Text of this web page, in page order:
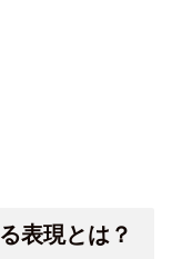
表現とは？